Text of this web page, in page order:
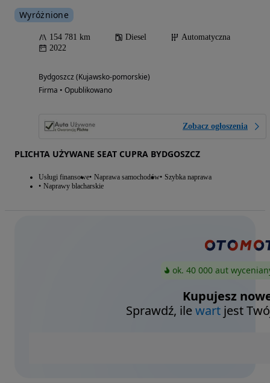
Wyróżnione
154 781 km Diesel
Automatyczna
2022
Bydgoszcz (Kujawsko-pomorskie)
Firma • Opublikowano
Zobacz ogłoszenia
PLICHTA UŻYWANE SEAT CUPRA BYDGOSZCZ
Usługi finansowe Naprawa samochodów Szybka naprawa
Naprawy blacharskie
ok. 40 000 aut
Kupujesz
Sprawdź, ilewart jest